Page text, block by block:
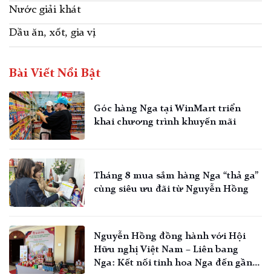
Nước giải khát
Dầu ăn, xốt, gia vị
Bài Viết Nổi Bật
Góc hàng Nga tại WinMart triển
khai chương trình khuyến mãi
Tháng 8 mua sắm hàng Nga “thả ga”
cùng siêu ưu đãi từ Nguyễn Hồng
Nguyễn Hồng đồng hành với Hội
Hữu nghị Việt Nam – Liên bang
Nga: Kết nối tinh hoa Nga đến gần